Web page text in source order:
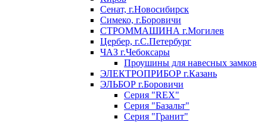
Сенат, г.Новосибирск
Симеко, г.Боровичи
СТРОММАШИНА г.Могилев
Цербер, г.С.Петербург
ЧАЗ г.Чебоксары
Проушины для навесных замков
ЭЛЕКТРОПРИБОР г.Казань
ЭЛЬБОР г.Боровичи
Серия "REX"
Серия "Базальт"
Серия "Гранит"